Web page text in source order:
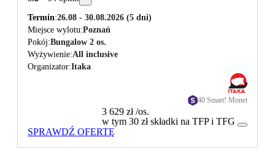
Termin 26.08 - 30.08.2026 (5 dni)
Miejsce wylotu Poznań
Pokój Bungalow 2 os.
Wyżywienie All inclusive
Organizator Itaka
40 Smart! Monet
3 629 zł/os.
w tym 30 zł składki na TFP i TFG
SPRAWDŹ OFERTĘ